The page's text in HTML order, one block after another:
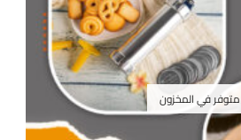
متوفر في المخزون